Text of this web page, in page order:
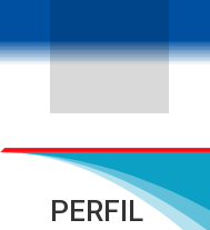
PERFIL